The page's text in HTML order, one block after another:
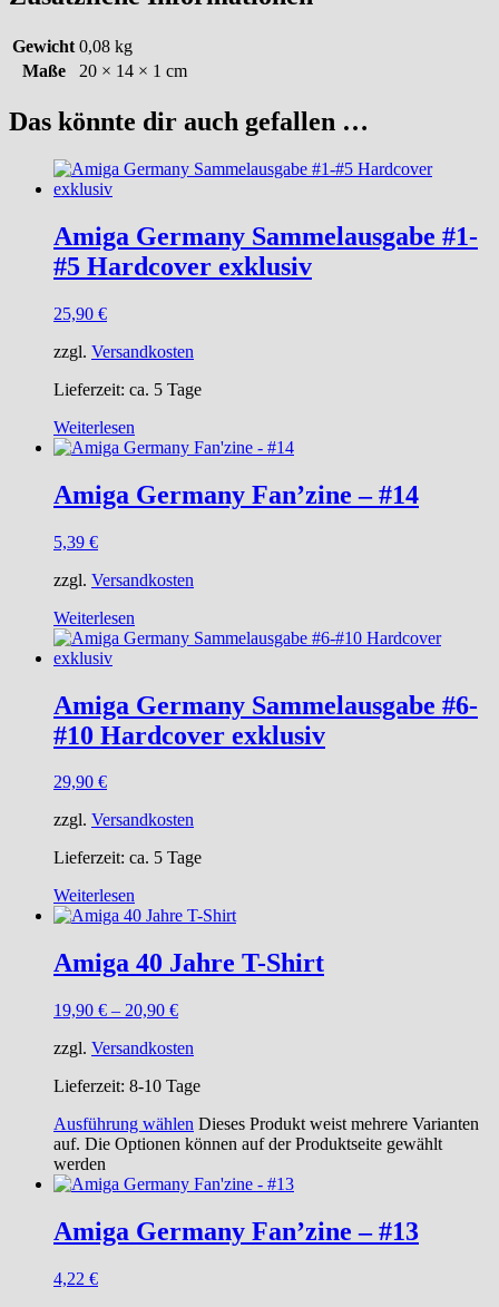
Gewicht 0,08 kg
Maße
20 × 14 × 1 cm
Das könnte dir auch gefallen …
Amiga Germany Sammelausgabe #1-
#5 Hardcover exklusiv
25,90 €
zzgl. Versandkosten
Lieferzeit: ca. 5 Tage
Weiterlesen
Amiga Germany Fan’zine – #14
5,39 €
zzgl. Versandkosten
Weiterlesen
Amiga Germany Sammelausgabe #6-
#10 Hardcover exklusiv
29,90 €
zzgl. Versandkosten
Lieferzeit: ca. 5 Tage
Weiterlesen
Amiga 40 Jahre T-Shirt
19,90 € – 20,90 €
zzgl. Versandkosten
Lieferzeit: 8-10 Tage
Ausführung wählen Dieses Produkt weist mehrere Varianten
auf. Die Optionen können auf der Produktseite gewählt
werden
Amiga Germany Fan’zine – #13
4,22 €